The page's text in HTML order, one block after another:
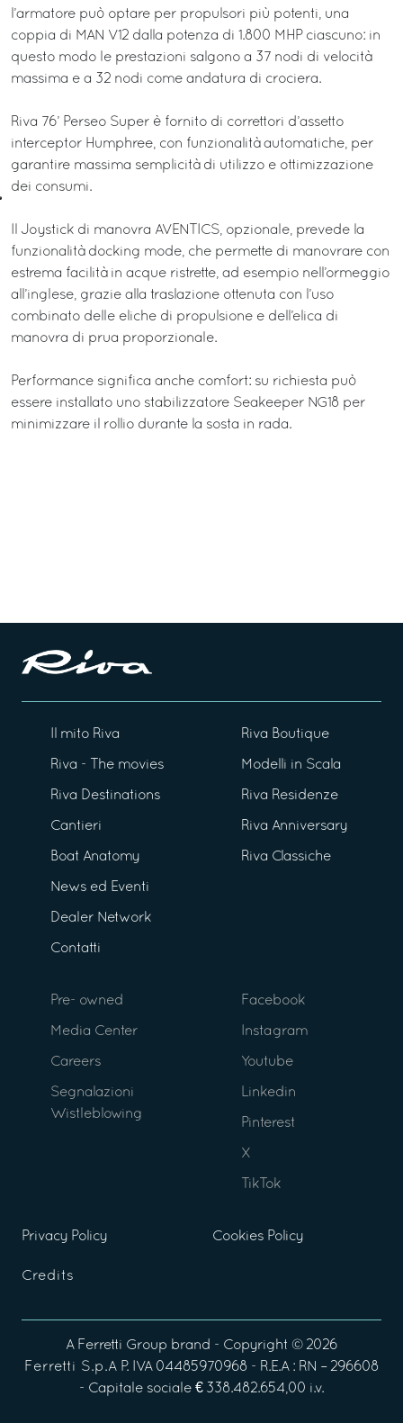
l’armatore può optare per propulsori più potenti, una
coppia di MAN V12 dalla potenza di 1.800 MHP ciascuno: in
questo modo le prestazioni salgono a 37 nodi di velocità
massima e a 32 nodi come andatura di crociera.
Riva 76’ Perseo Super è fornito di correttori d’assetto
interceptor Humphree, con funzionalità automatiche, per
garantire massima semplicità di utilizzo e ottimizzazione
dei consumi.
Il Joystick di manovra AVENTICS, opzionale, prevede la
funzionalità docking mode, che permette di manovrare con
estrema facilità in acque ristrette, ad esempio nell’ormeggio
all’inglese, grazie alla traslazione ottenuta con l’uso
combinato delle eliche di propulsione e dell’elica di
manovra di prua proporzionale.
Performance significa anche comfort: su richiesta può
essere installato uno stabilizzatore Seakeeper NG18 per
minimizzare il rollio durante la sosta in rada.
Il mito Riva
Riva - The movies
Riva Destinations
Cantieri
Boat Anatomy
News ed Eventi
Dealer Network
Contatti
Riva Boutique
Modelli in Scala
Riva Residenze
Riva Anniversary
Riva Classiche
Pre- owned
Media Center
Careers
Segnalazioni
Wistleblowing
Facebook
Instagram
Youtube
Linkedin
Pinterest
X
TikTok
Privacy Policy Cookies Policy
Credits
A Ferretti Group brand - Copyright © 2026
Ferretti S.p.A P. IVA 04485970968 - R.E.A : RN – 296608
- Capitale sociale € 338.482.654,00 i.v.